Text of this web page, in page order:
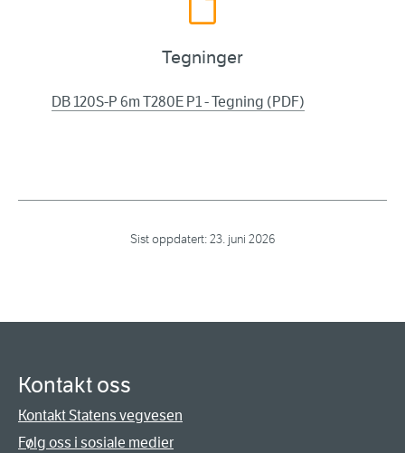
Tegninger
DB 120S-P 6m T280E P1 - Tegning (PDF)
Sist oppdatert:23. juni 2026
Kontakt oss
Kontakt Statens vegvesen
Følg oss i sosiale medier